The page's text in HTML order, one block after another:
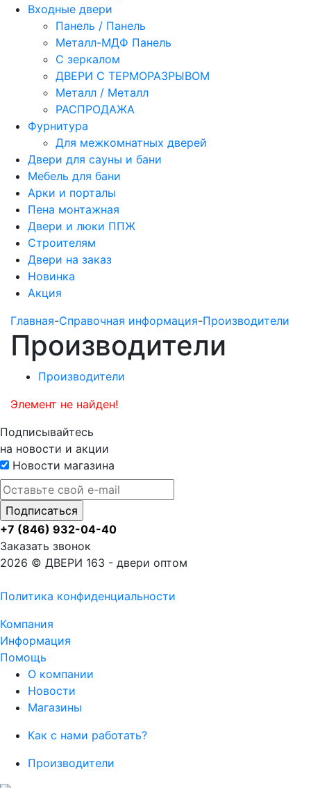
Входные двери
Панель / Панель
Металл-МДФ Панель
С зеркалом
ДВЕРИ С ТЕРМОРАЗРЫВОМ
Металл / Металл
РАСПРОДАЖА
Фурнитура
Для межкомнатных дверей
Двери для сауны и бани
Мебель для бани
Арки и порталы
Пена монтажная
Двери и люки ППЖ
Строителям
Двери на заказ
Новинка
Акция
Главная-Справочная информация-Производители
Производители
Производители
Элемент не найден!
Подписывайтесь
на новости и акции
Новости магазина
+7 (846) 932-04-40
Заказать звонок
2026 © ДВЕРИ 163 - двери оптом
Политика конфиденциальности
Компания
Информация
Помощь
О компании
Новости
Магазины
Как с нами работать?
Производители